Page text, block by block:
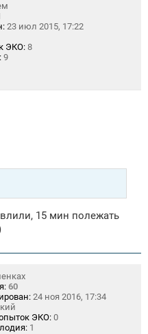
23 июл 2015, 17:22
ЭКО: 8
9
15 мин полежать
60
24 ноя 2016, 17:34
ЭКО: 0
1